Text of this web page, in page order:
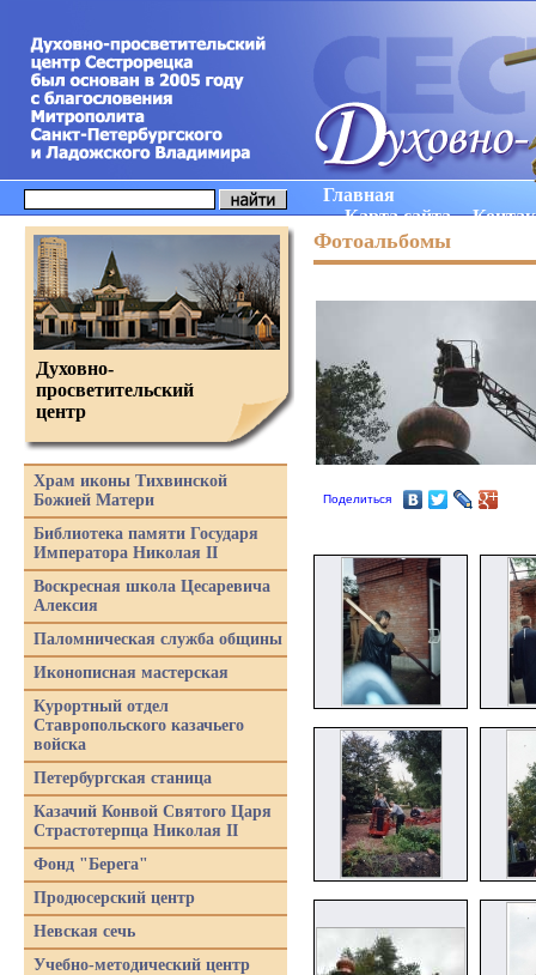
Главная
Карта сайта
Фотоальбомы
Поделиться
Духовно-
просветительский
центр
Храм иконы Тихвинской
Божией Матери
Библиотека памяти Государя
Императора Николая II
Воскресная школа Цесаревича
Алексия
Паломническая служба общины
Иконописная мастерская
Курортный отдел
Ставропольского казачьего
войска
Петербургская станица
Казачий Конвой Святого Царя
Страстотерпца Николая II
Фонд "Берега"
Продюсерский центр
Невская сечь
Учебно-методический центр